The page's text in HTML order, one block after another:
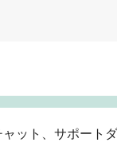
ット、サポート